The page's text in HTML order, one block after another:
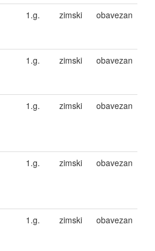
1.g. zimski obavezan
1.g. zimski obavezan
1.g. zimski obavezan
1.g. zimski obavezan
1.g. zimski obavezan